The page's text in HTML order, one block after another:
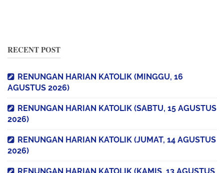
RECENT POST
RENUNGAN HARIAN KATOLIK (MINGGU, 16
AGUSTUS 2026)
RENUNGAN HARIAN KATOLIK (SABTU, 15 AGUSTUS
2026)
RENUNGAN HARIAN KATOLIK (JUMAT, 14 AGUSTUS
2026)